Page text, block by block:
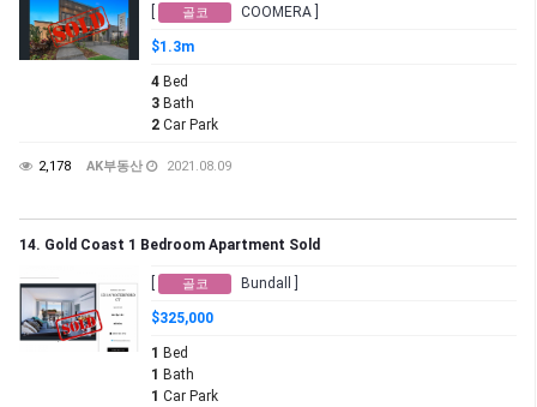
골코 COOMERA ]
$1.3m
4 Bed
3 Bath
2 Car Park
2,178 AK부동산 2021.08.09
14. Gold Coast 1 Bedroom Apartment Sold
골코 Bundall ]
$325,000
1 Bed
1 Bath
1 Car Park